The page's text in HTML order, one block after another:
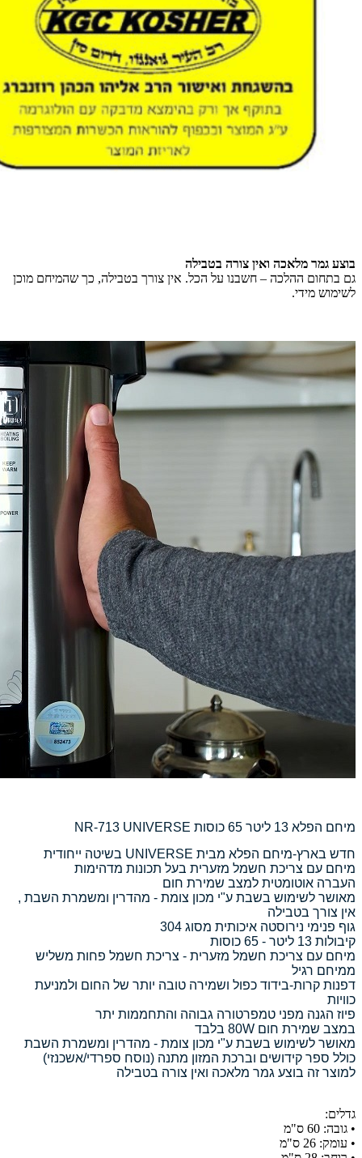
בוצע גמר מלאכה ואין צורה בטבילה
גם בתחום ההלכה – חשבנו על הכל. אין צורך בטבילה, כך שהמיחם מוכן
לשימוש מידי.
מיחם הפלא 13 ליטר 65 כוסות NR-713 UNIVERSE
חדש בארץ-מיחם הפלא מבית UNIVERSE בשיטה ייחודית
מיחם עם צריכת חשמל מזערית בעל תכונות מדהימות
העברה אוטומטית למצב שמירת חום
מאושר לשימוש בשבת ע"י מכון צומת - מהדרין ומשמרת השבת ,
אין צורך בטבילה
גוף פנימי נירוסטה איכותית מסוג 304
קיבולות 13 ליטר - 65 כוסות
מיחם עם צריכת חשמל מזערית - צריכת חשמל פחות משליש
ממיחם רגיל
דפנות קרות-בידוד כפול ושמירה טובה יותר של החום ולמניעת
כוויות
פיוז הגנה מפני טמפרטורה גבוהה והתחממות יתר
במצב שמירת חום 80W בלבד
מאושר לשימוש בשבת ע"י מכון צומת - מהדרין ומשמרת השבת
כולל ספר קידושים וברכת המזון מתנה (נוסח ספרדי/אשכנזי)
למוצר זה בוצע גמר מלאכה ואין צורה בטבילה
גדלים:
• גובה: 60 ס"מ
• עומק: 26 ס"מ